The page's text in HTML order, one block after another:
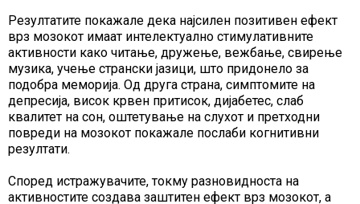
Резултатите покажале дека најсилен позитивен ефект
врз мозокот имаат интелектуално стимулативните
активности како читање, дружење, вежбање, свирење
музика, учење странски јазици, што придонело за
подобра меморија. Од друга страна, симптомите на
депресија, висок крвен притисок, дијабетес, слаб
квалитет на сон, оштетување на слухот и претходни
повреди на мозокот покажале послаби когнитивни
резултати.
Според истражувачите, токму разновидноста на
активностите создава заштитен ефект врз мозокот, а